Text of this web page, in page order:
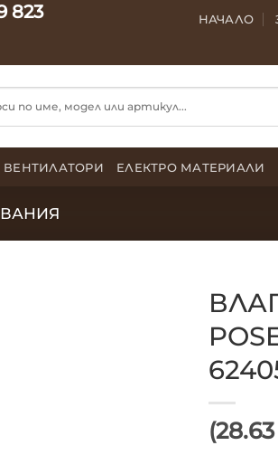
823
НАЧАЛО
ВЕНТИЛАТОРИ ЕЛЕКТРО МАТЕРИАЛИ